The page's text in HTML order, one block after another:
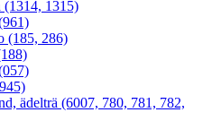
(1314, 1315)
(185, 286)
ädelträ (6007, 780, 781, 782,